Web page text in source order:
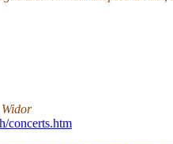
concerts.htm